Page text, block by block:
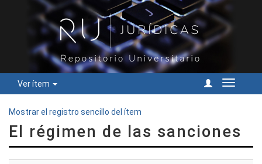
Ver ítem
Cambiar
Mostrar el registro sencillo del ítem
El régimen de las sanciones